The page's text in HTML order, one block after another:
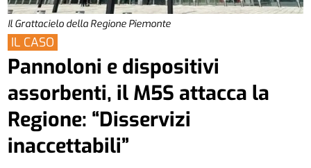
Il Grattacielo della Regione Piemonte
IL CASO
Pannoloni e dispositivi
assorbenti, il M5S attacca la
Regione: “Disservizi
inaccettabili”